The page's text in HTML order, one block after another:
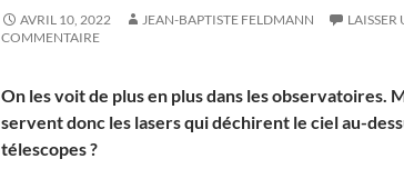
AVRIL 10, 2022 JEAN-BAPTISTE FELDMANN
LAISSER
COMMENTAIRE
On les voit de plus en plus dans les observatoires.
servent donc les lasers qui déchirent le ciel au-
télescopes ?